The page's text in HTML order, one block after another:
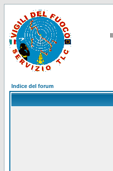
Indice del forum